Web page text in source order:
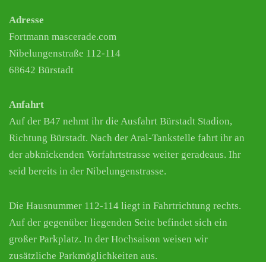
Adresse
Fortmann mascerade.com
Nibelungenstraße 112-114
68642 Bürstadt
Anfahrt
Auf der B47 nehmt ihr die Ausfahrt Bürstadt Stadion,
Richtung Bürstadt. Nach der Aral-Tankstelle fahrt ihr an
der abknickenden Vorfahrtstrasse weiter geradeaus. Ihr
seid bereits in der Nibelungenstrasse.
Die Hausnummer 112-114 liegt in Fahrtrichtung rechts.
Auf der gegenüber liegenden Seite befindet sich ein
großer Parkplatz. In der Hochsaison weisen wir
zusätzliche Parkmöglichkeiten aus.